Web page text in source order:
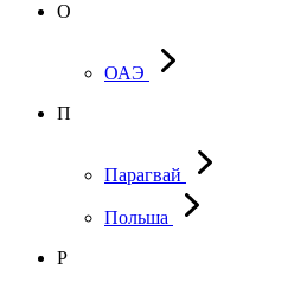
О
ОАЭ
П
Парагвай
Польша
Р